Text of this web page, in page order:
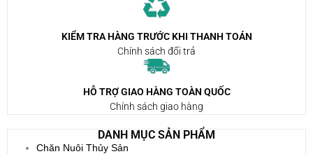
KIỂM TRA HÀNG TRƯỚC KHI THANH TOÁN
Chính sách đổi trả
HỖ TRỢ GIAO HÀNG TOÀN QUỐC
Chính sách giao hàng
DANH MỤC SẢN PHẨM
Chăn Nuôi Thủy Sản